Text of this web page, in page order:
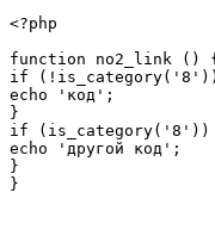
<?php
function no2_link () {
if
echo 'код';
}
if (is_category('8'))
echo 'другой код';
}
}